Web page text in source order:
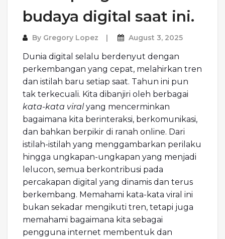
budaya digital saat ini.
By Gregory Lopez August 3, 2025
Dunia digital selalu berdenyut dengan
perkembangan yang cepat, melahirkan tren
dan istilah baru setiap saat. Tahun ini pun
tak terkecuali. Kita dibanjiri oleh berbagai
kata-kata viralyang mencerminkan
bagaimana kita berinteraksi, berkomunikasi,
dan bahkan berpikir di ranah online. Dari
istilah-istilah yang menggambarkan perilaku
hingga ungkapan-ungkapan yang menjadi
lelucon, semua berkontribusi pada
percakapan digital yang dinamis dan terus
berkembang. Memahami kata-kata viral ini
bukan sekadar mengikuti tren, tetapi juga
memahami bagaimana kita sebagai
pengguna internet membentuk dan